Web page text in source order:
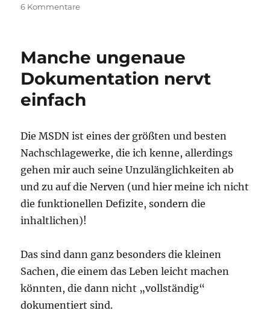
6 Kommentarezu
alte
im
Netz?
Manche ungenaue
Dokumentation nervt
einfach
Die MSDN ist eines der größten und besten
Nachschlagewerke, die ich kenne, allerdings
gehen mir auch seine Unzulänglichkeiten ab
und zu auf die Nerven (und hier meine ich nicht
die funktionellen Defizite, sondern die
inhaltlichen)!
Das sind dann ganz besonders die kleinen
Sachen, die einem das Leben leicht machen
könnten, die dann nicht „vollständig“
dokumentiert sind.